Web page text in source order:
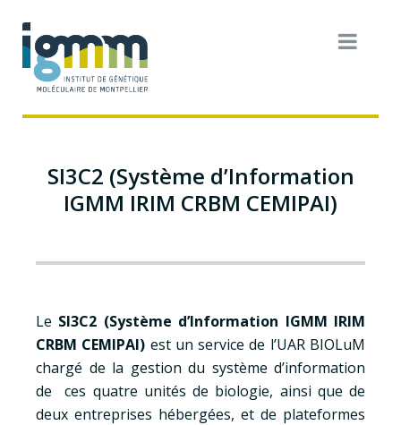
SI3C2 (Système d’Information
IGMM IRIM CRBM CEMIPAI)
Le SI3C2 (Système d’Information IGMM IRIM
CRBM CEMIPAI) est un service de l’UAR BIOLuM
chargé de la gestion du système d’information
de ces quatre unités de biologie, ainsi que de
deux entreprises hébergées, et de plateformes